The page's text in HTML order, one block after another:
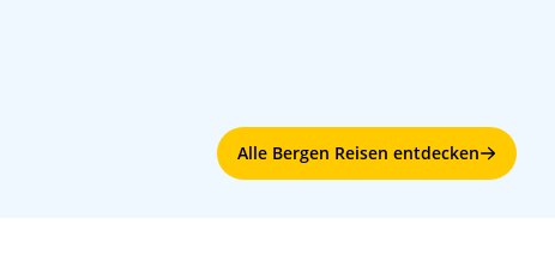
Alle Bergen Reisen entdecken